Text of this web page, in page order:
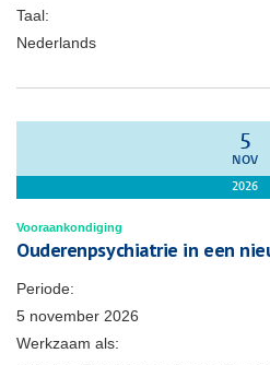
Taal:
Nederlands
5
NOV
2026
Vooraankondiging
Ouderenpsychiatrie in een
Periode:
5 november 2026
Werkzaam als: